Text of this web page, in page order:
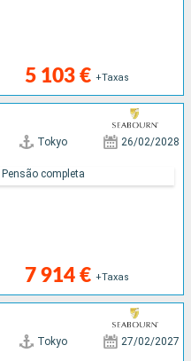
5 103 € +Taxas
Tokyo 26/02/2028
7 914 € +Taxas
Pensão completa
Tokyo 27/02/2027